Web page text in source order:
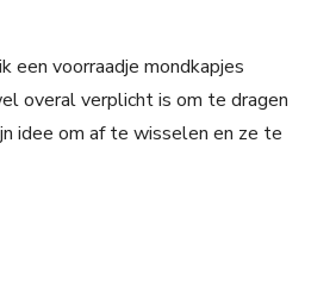
een voorraadje mondkapjes
overal verplicht is om te dragen
idee om af te wisselen en ze te